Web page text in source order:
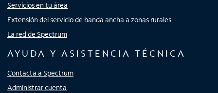
Servicios en tu área
Extensión del servicio de banda ancha a zonas rurales
La red de Spectrum
AYUDA Y ASISTENCIA TÉCNICA
Contacta a Spectrum
Administrar cuenta